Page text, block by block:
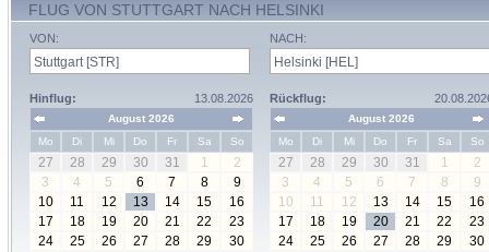
FLUG VON STUTTGART NACH HELSINKI
VON:
Hinflug: 13.08.2026
August 2026
Mo
Di Mi Do Fr Sa So
27 28 29 30 31 1
2
3
4 5 6 7 8
9
10
11 12 13 14 15
16
17
18 19 20 21 22
23
24
25 26 27 28 29
30
NACH:
Rückflug:
August 2026
Mo
Di Mi Do Fr Sa So
27 28 29 30 31 1
2
3
4 5 6 7 8
9
10
11 12 13 14 15
16
17
18 19 20 21 22
23
24
25 26 27 28 29
30